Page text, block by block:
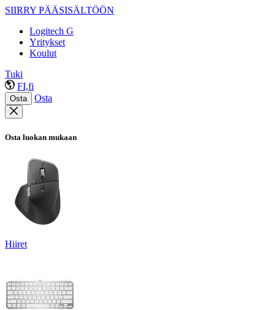
SIIRRY PÄÄSISÄLTÖÖN
Logitech G
Yritykset
Koulut
Tuki
FI,fi
Osta Osta
Osta luokan mukaan
Hiiret